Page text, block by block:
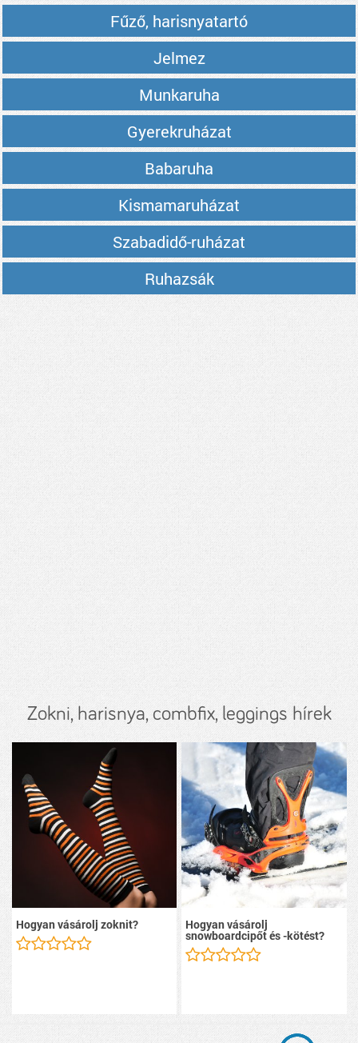
Fűző, harisnyatartó
Jelmez
Munkaruha
Gyerekruházat
Babaruha
Kismamaruházat
Szabadidő-ruházat
Ruhazsák
Zokni, harisnya, combfix, leggings hírek
Hogyan vásárolj zoknit? Hogyan vásárolj
snowboardcipőt és -kötést?